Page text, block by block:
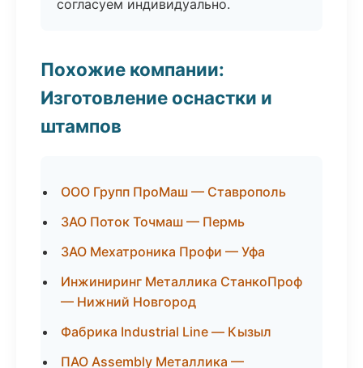
согласуем индивидуально.
Похожие компании:
Изготовление оснастки и
штампов
ООО Групп ПроМаш — Ставрополь
ЗАО Поток Точмаш — Пермь
ЗАО Мехатроника Профи — Уфа
Инжиниринг Металлика СтанкоПроф
— Нижний Новгород
Фабрика Industrial Line — Кызыл
ПАО Assembly Металлика —